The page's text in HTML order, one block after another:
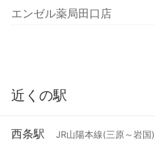
エンゼル薬局田口店
近くの駅
西条駅 JR山陽本線(三原～岩国)